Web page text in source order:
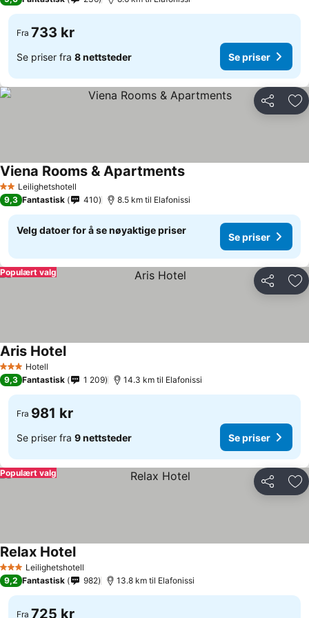
Fra 733 kr
Se priser fra 8 nettsteder Se priser
Del
2 StjernerLeilighetshotell
Viena Rooms & Apartments
9,3 Fantastisk 410 8.5 km til Elafonissi
Velg datoer for å se nøyaktige priser
Se priser
Del
Populært valg
3 StjernerHotell
Aris Hotel
9,3 Fantastisk 1 209 14.3 km til Elafonissi
Fra 981 kr
Se priser fra 9 nettsteder Se priser
Del
Populært valg
3 StjernerLeilighetshotell
Relax Hotel
9,2 Fantastisk 982 13.8 km til Elafonissi
Fra 725 kr